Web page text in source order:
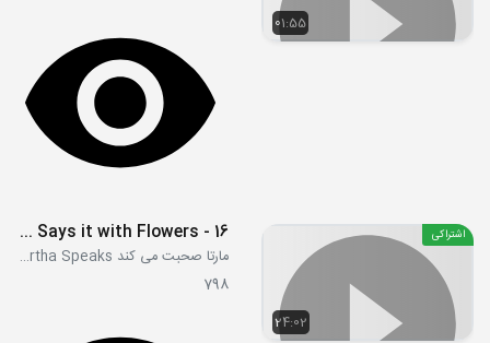
01:55
24:02
اشتراکی 16 - Raiders of the Lost Art - Martha Says it with Flowers
مارتا صحبت می کند Martha Speaks
798